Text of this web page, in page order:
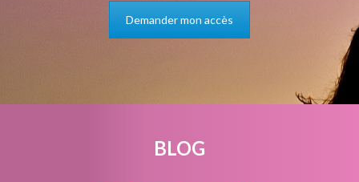
Demander mon accès
BLOG